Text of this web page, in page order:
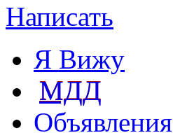
Написать
Я Вижу
МДД
Объявления